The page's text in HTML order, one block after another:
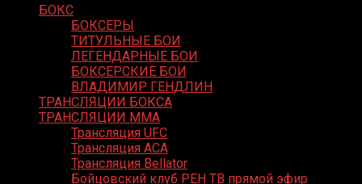
БОКС
БОКСЕРЫ
ТИТУЛЬНЫЕ БОИ
ЛЕГЕНДАРНЫЕ БОИ
БОКСЕРСКИЕ БОИ
ВЛАДИМИР ГЕНДЛИН
ТРАНСЛЯЦИИ БОКСА
ТРАНСЛЯЦИИ MMA
Трансляция UFC
Трансляция ACA
Трансляция Bellator
Бойцовский клуб РЕН ТВ прямой эфир